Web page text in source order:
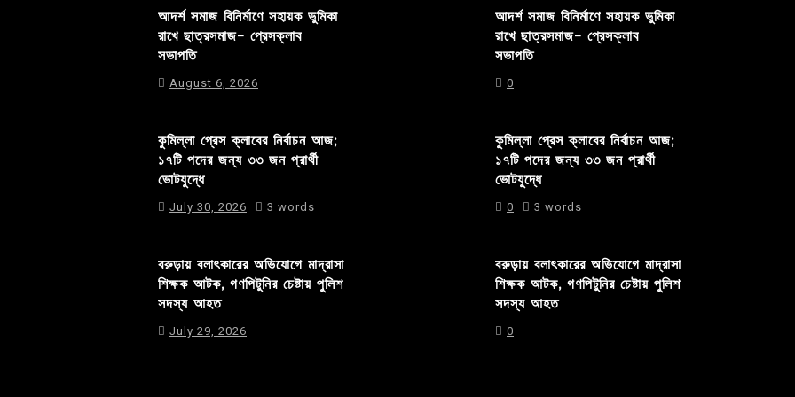
আদর্শ সমাজ বিনির্মাণে সহায়ক ভুমিকা
রাখে ছাত্রসমাজ- প্রেসক্লাব
সভাপতি
August 6, 2026
কুমিল্লা প্রেস ক্লাবের নির্বাচন আজ;
১৭টি পদের জন্য ৩৩ জন প্রার্থী
ভোটযুদ্ধে
July 30, 2026 3 words
বরুড়ায় বলাৎকারের অভিযোগে মাদ্রাসা
শিক্ষক আটক, গণপিটুনির চেষ্টায় পুলিশ
সদস্য আহত
July 29, 2026
আদর্শ সমাজ বিনির্মাণে সহায়ক ভুমিকা
রাখে ছাত্রসমাজ- প্রেসক্লাব
সভাপতি
0
কুমিল্লা প্রেস ক্লাবের নির্বাচন আজ;
১৭টি পদের জন্য ৩৩ জন প্রার্থী
ভোটযুদ্ধে
0 3 words
বরুড়ায় বলাৎকারের অভিযোগে মাদ্রাসা
শিক্ষক আটক, গণপিটুনির চেষ্টায় পুলিশ
সদস্য আহত
0